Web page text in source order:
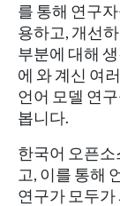
를 통해 연구
용하고, 개선
부분에 대해
에 와 계신 여
언어 모델 연
봅니다.
한국어 오픈
고, 이를 통해
연구가 모두가